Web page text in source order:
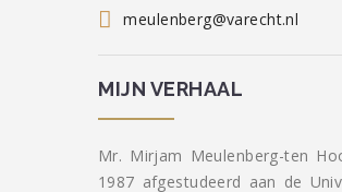
meulenberg@varecht.nl
MIJN VERHAAL
Mr. Mirjam Meulenberg-ten
1987 afgestudeerd aan de